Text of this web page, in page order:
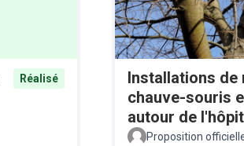
Réalisé
Installations de
chauve-souris
autour de
Proposition